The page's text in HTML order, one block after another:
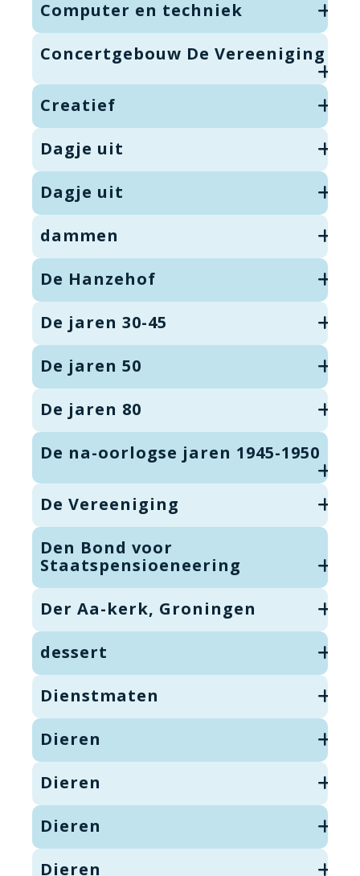
Computer en techniek
Concertgebouw De Vereeniging
Creatief
Dagje uit
Dagje uit
dammen
De Hanzehof
De jaren 30-45
De jaren 50
De jaren 80
De na-oorlogse jaren 1945-1950
De Vereeniging
Den Bond voor
Staatspensioeneering
Der Aa-kerk, Groningen
dessert
Dienstmaten
Dieren
Dieren
Dieren
Dieren